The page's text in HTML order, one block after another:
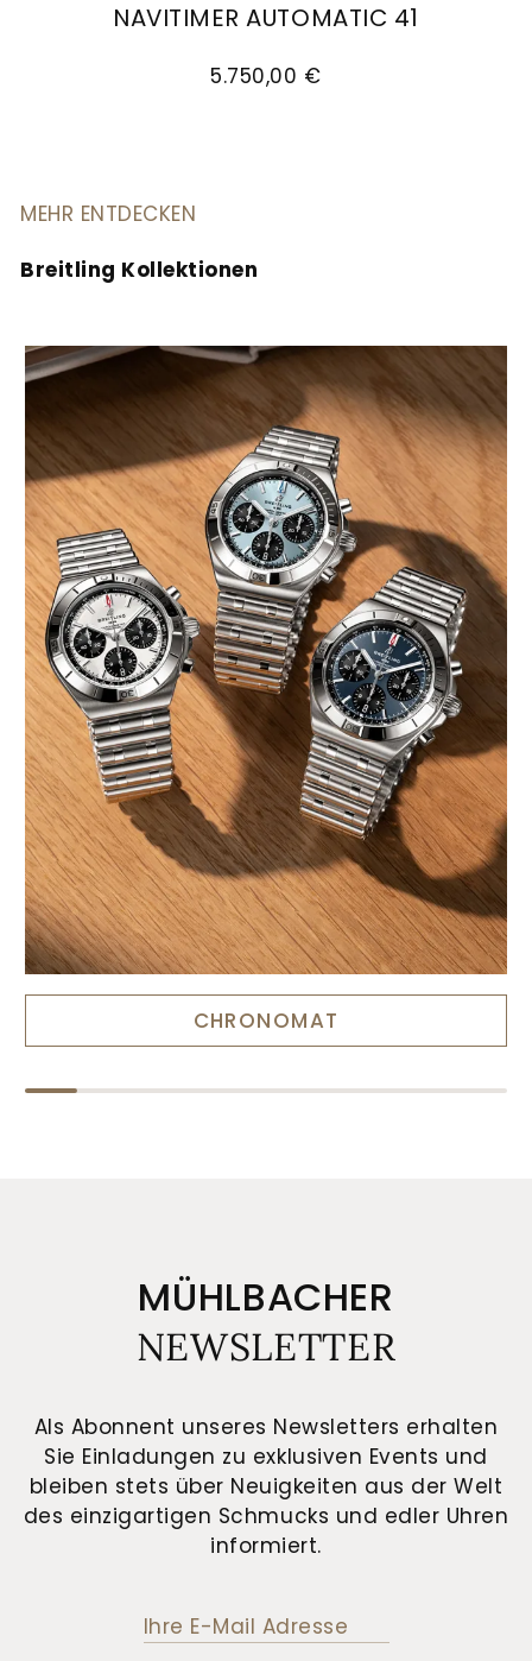
NAVITIMER AUTOMATIC 41
5.750,00 €
MEHR ENTDECKEN
Breitling Kollektionen
CHRONOMAT
MÜHLBACHER
NEWSLETTER
Als Abonnent unseres Newsletters erhalten
Sie Einladungen zu exklusiven Events und
bleiben stets über Neuigkeiten aus der Welt
des einzigartigen Schmucks und edler Uhren
informiert.